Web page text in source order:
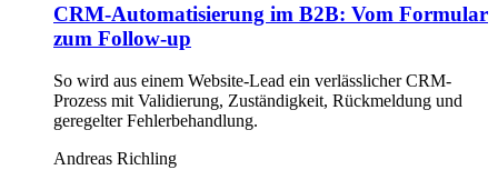
CRM-Automatisierung im B2B: Vom Formular
zum Follow-up
So wird aus einem Website-Lead ein verlässlicher CRM-
Prozess mit Validierung, Zuständigkeit, Rückmeldung und
geregelter Fehlerbehandlung.
Andreas Richling